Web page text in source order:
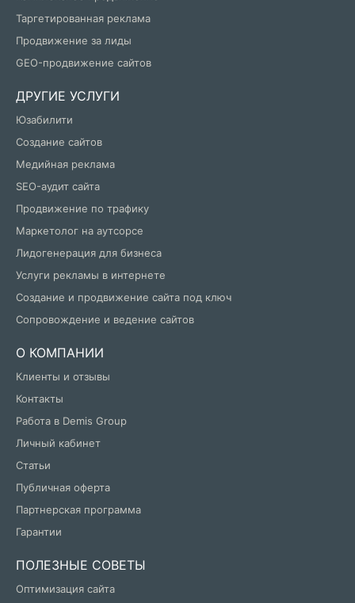
Таргетированная реклама
Продвижение за лиды
GEO-продвижение сайтов
ДРУГИЕ УСЛУГИ
Юзабилити
Создание сайтов
Медийная реклама
SEO-аудит сайта
Продвижение по трафику
Маркетолог на аутсорсе
Лидогенерация для бизнеса
Услуги рекламы в интернете
Создание и продвижение сайта под ключ
Сопровождение и ведение сайтов
О КОМПАНИИ
Клиенты и отзывы
Контакты
Работа в Demis Group
Личный кабинет
Статьи
Публичная оферта
Партнерская программа
Гарантии
ПОЛЕЗНЫЕ СОВЕТЫ
Оптимизация сайта